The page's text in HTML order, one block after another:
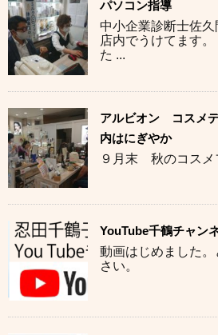
パソコン指導
中小企業診断士佐
店内でうけてます
た ...
アルビオン コスメ
内はにぎやか
９月末 秋のコスメ
YouTube千鶴チャン
動画はじめました
さい。